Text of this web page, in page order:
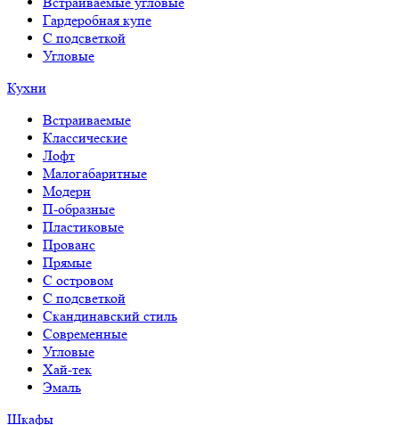
Гардеробная купе
С подсветкой
Угловые
Кухни
Встраиваемые
Классические
Лофт
Малогабаритные
Модерн
П-образные
Пластиковые
Прованс
Прямые
С островом
С подсветкой
Скандинавский стиль
Современные
Угловые
Хай-тек
Эмаль
Шкафы